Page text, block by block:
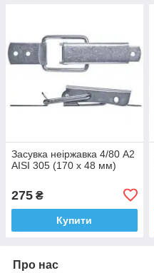
Засувка неіржавка 4/80 A2
AISI 305 (170 х 48 мм)
275 ₴
Купити
Про нас